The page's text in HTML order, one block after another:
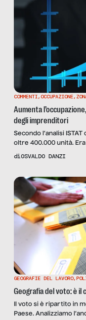
COMMENTI,OCCUPAZIONE,
Aumenta
degli imprenditori
Secondo l’analisi
oltre 400.000 unità.
simile
diOSVALDO DANZI
GEOGRAFIE DEL LAVORO,
Geografia del voto: è
Il voto si è ripartito in
Paese. Analizziamo